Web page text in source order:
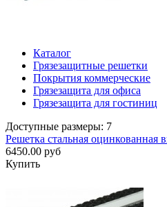
Каталог
Грязезащитные решетки
Покрытия коммерческие
Грязезащита для офиса
Грязезащита для гостиниц
Доступные размеры: 7
Решетка стальная оцинкованная
6450.00 руб
Купить